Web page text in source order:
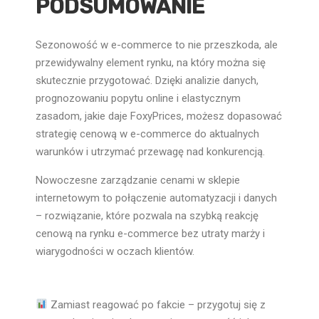
PODSUMOWANIE
Sezonowość w e-commerce to nie przeszkoda, ale
przewidywalny element rynku, na który można się
skutecznie przygotować. Dzięki analizie danych,
prognozowaniu popytu online i elastycznym
zasadom, jakie daje FoxyPrices, możesz dopasować
strategię cenową w e-commerce do aktualnych
warunków i utrzymać przewagę nad konkurencją.
Nowoczesne zarządzanie cenami w sklepie
internetowym to połączenie automatyzacji i danych
– rozwiązanie, które pozwala na szybką reakcję
cenową na rynku e-commerce bez utraty marży i
wiarygodności w oczach klientów.
Zamiast reagować po fakcie – przygotuj się z